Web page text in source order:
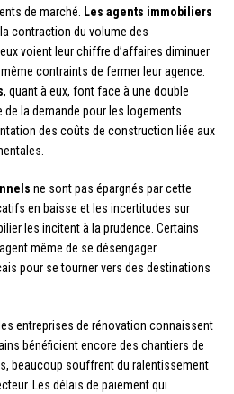
de marché.
Les agents immobiliers
contraction du volume des
voient leur chiffre d’affaires diminuer
contraints de fermer leur agence.
, quant à eux, font face à une double
de la demande pour les logements
des coûts de construction liée aux
ne sont pas épargnés par cette
en baisse et les incertitudes sur
les incitent à la prudence. Certains
même de se désengager
pour se tourner vers des destinations
entreprises de rénovation connaissent
bénéficient encore des chantiers de
beaucoup souffrent du ralentissement
Les délais de paiement qui